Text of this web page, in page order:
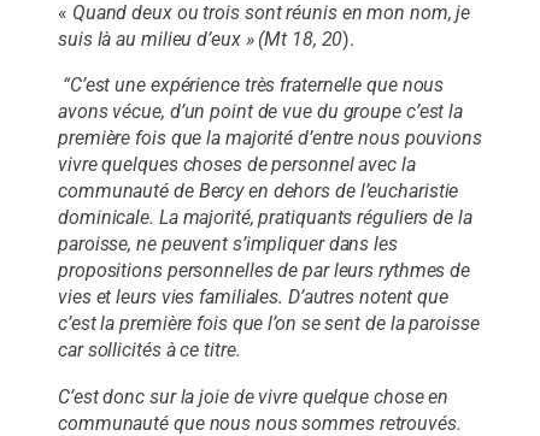
« Quand deux ou trois sont réunis en mon nom, je
suis là au milieu d’eux » (Mt 18, 20).
“C’est une expérience très fraternelle que nous
avons vécue, d’un point de vue du groupe c’est la
première fois que la majorité d’entre nous pouvions
vivre quelques choses de personnel avec la
communauté de Bercy en dehors de l’eucharistie
dominicale. La majorité, pratiquants réguliers de la
paroisse, ne peuvent s’impliquer dans les
propositions personnelles de par leurs rythmes de
vies et leurs vies familiales. D’autres notent que
c’est la première fois que l’on se sent de la paroisse
car sollicités à ce titre.
C’est donc sur la joie de vivre quelque chose en
communauté que nous nous sommes retrouvés.